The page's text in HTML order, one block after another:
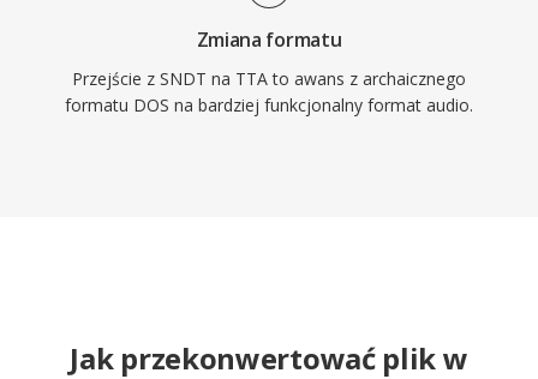
Zmiana formatu
Przejście z SNDT na TTA to awans z archaicznego
formatu DOS na bardziej funkcjonalny format audio.
Jak przekonwertować plik w